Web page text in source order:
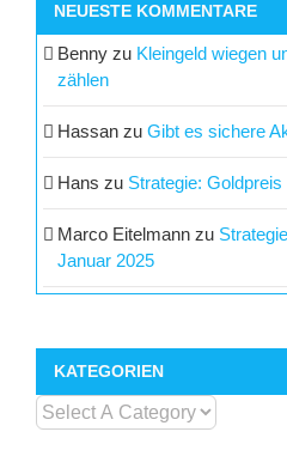
NEUESTE KOMMENTARE
Benny zu Kleingeld wiegen
zählen
Hassan zu Gibt es sichere
Hans zu Strategie:
Marco Eitelmann zu
Januar 2025
KATEGORIEN